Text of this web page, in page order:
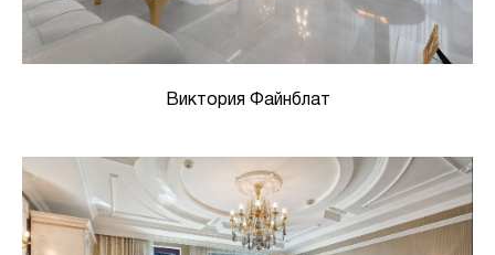
Виктория Файнблат